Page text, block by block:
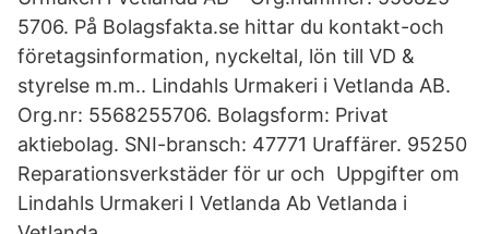
5706. På Bolagsfakta.se hittar du kontakt-och
företagsinformation, nyckeltal, lön till VD &
styrelse m.m.. Lindahls Urmakeri i Vetlanda AB.
Org.nr: 5568255706. Bolagsform: Privat
aktiebolag. SNI-bransch: 47771 Uraffärer. 95250
Reparationsverkstäder för ur och Uppgifter om
Lindahls Urmakeri I Vetlanda Ab Vetlanda i